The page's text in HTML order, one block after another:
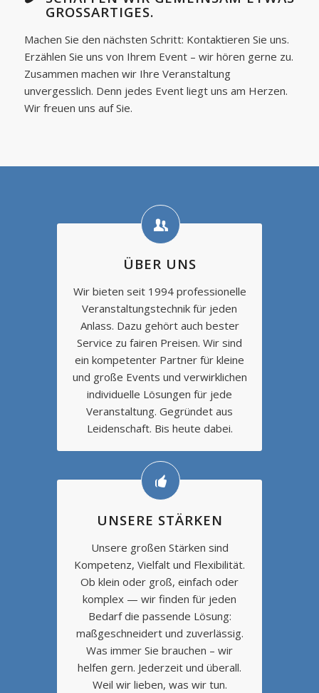
GROSSARTIGES.
Machen Sie den nächsten Schritt: Kontaktieren Sie uns.
Erzählen Sie uns von Ihrem Event – wir hören gerne zu.
Zusammen machen wir Ihre Veranstaltung
unvergesslich. Denn jedes Event liegt uns am Herzen.
Wir freuen uns auf Sie.
ÜBER UNS
Wir bieten seit 1994 professionelle
Veranstaltungstechnik für jeden
Anlass. Dazu gehört auch bester
Service zu fairen Preisen. Wir sind
ein kompetenter Partner für kleine
und große Events und verwirklichen
individuelle Lösungen für jede
Veranstaltung. Gegründet aus
Leidenschaft. Bis heute dabei.
UNSERE STÄRKEN
Unsere großen Stärken sind
Kompetenz, Vielfalt und Flexibilität.
Ob klein oder groß, einfach oder
komplex — wir finden für jeden
Bedarf die passende Lösung:
maßgeschneidert und zuverlässig.
Was immer Sie brauchen – wir
helfen gern. Jederzeit und überall.
Weil wir lieben, was wir tun.